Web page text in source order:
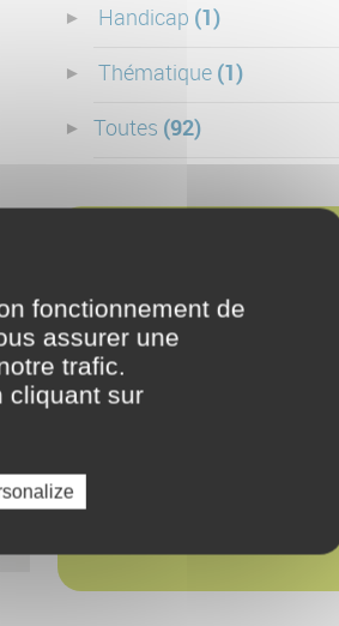
Handicap (1)
Thématique (1)
Toutes (92)
DERNIERS
Arrêt maladie longue durée :
préparer le retour au travail ?
Un arrêt maladie de plusieurs semaines,
parfois plusieurs mois : c'es
EcoVadis et notre démarche
structurer, apprendre et
fonctionnement de
assurer une
trafic.
cliquant sur